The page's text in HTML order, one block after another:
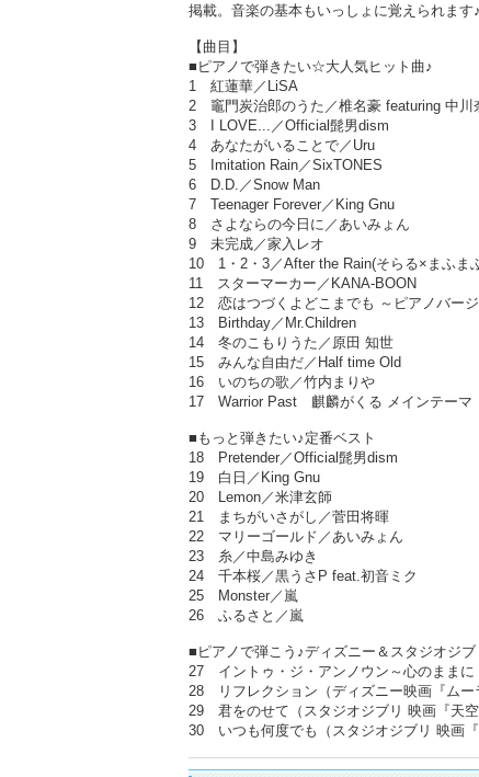
掲載。音楽の基本もいっしょに覚えられます♪
【曲目】
■ピアノで弾きたい☆大人気ヒット曲♪
1 紅蓮華／LiSA
2 竈門炭治郎のうた／椎名豪 featuring 中川
3 I LOVE...／Official髭男dism
4 あなたがいることで／Uru
5 Imitation Rain／SixTONES
6 D.D.／Snow Man
7 Teenager Forever／King Gnu
8 さよならの今日に／あいみょん
9 未完成／家入レオ
10 1・2・3／After the Rain(そらる×まふま
11 スターマーカー／KANA-BOON
12 恋はつづくよどこまでも ～ピアノバー
13 Birthday／Mr.Children
14 冬のこもりうた／原田 知世
15 みんな自由だ／Half time Old
16 いのちの歌／竹内まりや
17 Warrior Past 麒麟がくる メインテーマ
■もっと弾きたい♪定番ベスト
18 Pretender／Official髭男dism
19 白日／King Gnu
20 Lemon／米津玄師
21 まちがいさがし／菅田将暉
22 マリーゴールド／あいみょん
23 糸／中島みゆき
24 千本桜／黒うさP feat.初音ミク
25 Monster／嵐
26 ふるさと／嵐
■ピアノで弾こう♪ディズニー＆スタジオジブ
27 イントゥ・ジ・アンノウン～心のままに
28 リフレクション（ディズニー映画『ムー
29 君をのせて（スタジオジブリ 映画『天空
30 いつも何度でも（スタジオジブリ 映画『